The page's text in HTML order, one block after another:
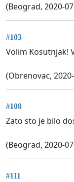
(Beograd, 2020-
#103
Volim Kosutnjak!
(Obrenovac,
#108
Zato sto je bilo
(Beograd, 2020-
#111